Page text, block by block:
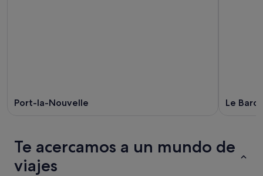
Port-la-Nouvelle Le
Te acercamos a un mundo de
viajes